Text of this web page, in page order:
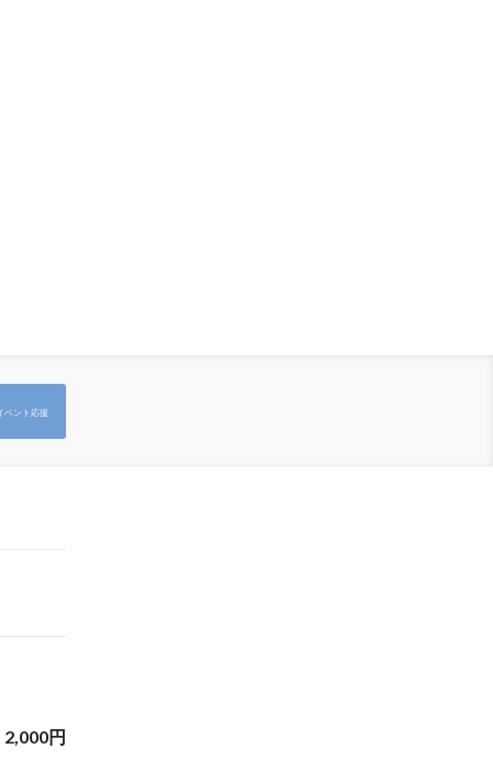
ベント応援
2,000円